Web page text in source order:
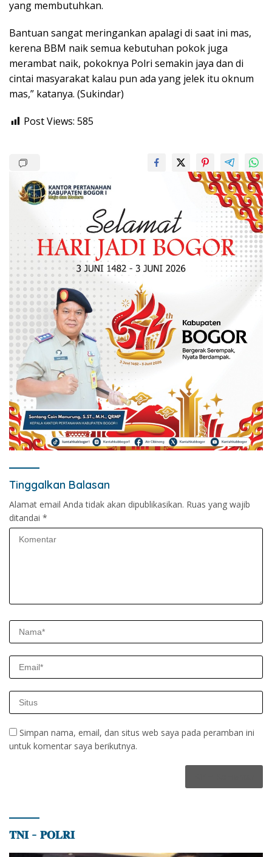
yang membutuhkan.
Bantuan sangat meringankan apalagi di saat ini mas,
kerena BBM naik semua kebutuhan pokok juga
merambat naik, pokoknya Polri semakin jaya dan di
cintai masyarakat kalau pun ada yang jelek itu oknum
mas,” katanya. (Sukindar)
Post Views: 585
Tinggalkan Balasan
Alamat email Anda tidak akan dipublikasikan. Ruas yang wajib
ditandai *
Simpan nama, email, dan situs web saya pada peramban ini
untuk komentar saya berikutnya.
𝐓𝐍𝐈 – 𝐏𝐎𝐋𝐑𝐈